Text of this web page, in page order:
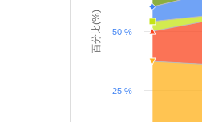
百分比(%)
25 %
50 %